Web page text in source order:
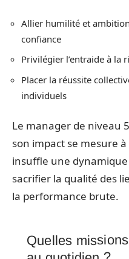
Allier humilité et
confiance
Privilégier l’entraide à la
Placer la réussite
individuels
Le manager de niveau
son impact se mesure
insuffle une
sacrifier la qualité des
la performance brute.
Quelles